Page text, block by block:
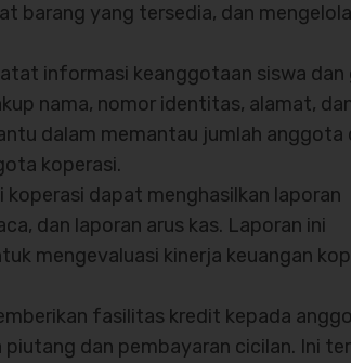
barang yang tersedia, dan
informasi keanggotaan siswa dan
nama, nomor identitas, alamat,
dalam memantau jumlah anggota
koperasi.
koperasi dapat menghasilkan laporan
dan laporan arus kas. Laporan ini
mengevaluasi kinerja keuangan
fasilitas kredit kepada
dan pembayaran cicilan. Ini